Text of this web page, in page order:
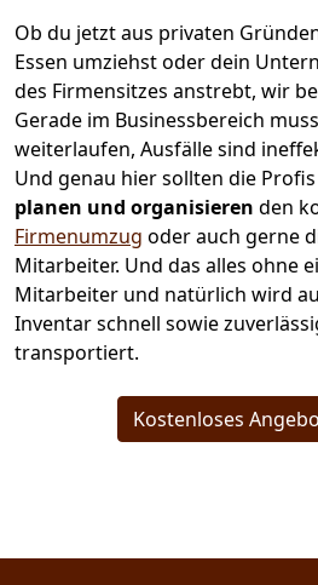
Ob du jetzt aus privaten
Essen umziehst oder dein
des Firmensitzes anstrebt, wir
Gerade im Businessbereich
weiterlaufen, Ausfälle sind
Und genau hier sollten die
planen und organisieren den
Firmenumzug oder auch gerne
Mitarbeiter. Und das alles ohne
Mitarbeiter und natürlich wird
Inventar schnell sowie
transportiert.
Kostenloses